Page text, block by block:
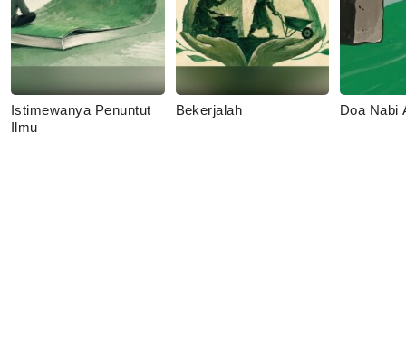
Istimewanya Penuntut
Ilmu
Bekerjalah Doa Nabi